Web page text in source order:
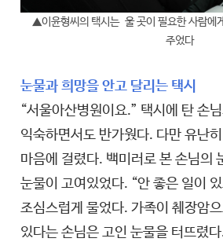
▲이윤형씨의 택시는 울 곳이 필요한 사람에
주었다
눈물과 희망을 안고 달리는 택시
“서울아산병원이요.” 택시에 탄 손
익숙하면서도 반가웠다. 다만 유난
마음에 걸렸다. 백미러로 본 손님의
눈물이 고여있었다. “안 좋은 일이
조심스럽게 물었다. 가족이 췌장암
있다는 손님은 고인 눈물을 터뜨렸